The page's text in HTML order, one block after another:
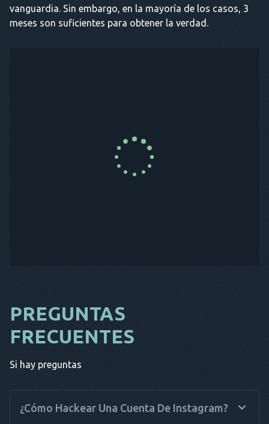
vanguardia. Sin embargo, en la mayoría de los casos, 3
meses son suficientes para obtener la verdad.
COMPRA AHORA
PREGUNTAS
FRECUENTES
Si hay preguntas
¿Cómo Hackear Una Cuenta De Instagram?